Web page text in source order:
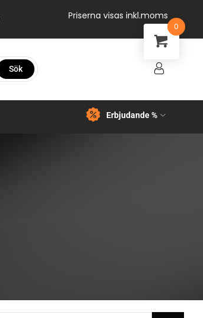
Priserna visas inkl.moms
Sök
Erbjudande %
0